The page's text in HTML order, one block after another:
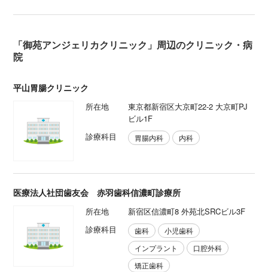
「御苑アンジェリカクリニック」周辺のクリニック・病
院
平山胃腸クリニック
所在地
東京都新宿区大京町22-2 大京町PJ
ビル1F
診療科目
胃腸内科 内科
医療法人社団歯友会 赤羽歯科信濃町診療所
所在地
新宿区信濃町8 外苑北SRCビル3F
診療科目
歯科
小児歯科
インプラント
口腔外科
矯正歯科